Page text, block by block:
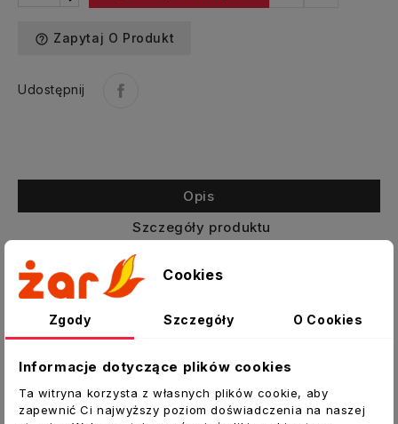
help_outline Zapytaj O Produkt
Udostępnij
Opis
Szczegóły produktu
Drzwiczki żarowe żeliwne do pieca CALOR
firmy WAMSLER.
Cookies
Zgody Szczegóły O Cookies
Informacje dotyczące plików cookies
Ta witryna korzysta z własnych plików cookie, aby
zapewnić Ci najwyższy poziom doświadczenia na naszej